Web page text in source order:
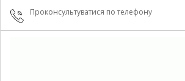
Проконсультуватися по телефону